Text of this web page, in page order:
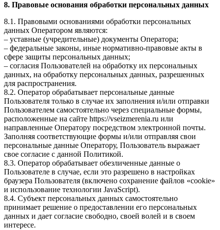
8. Правовые основания обработки персональных данных
8.1. Правовыми основаниями обработки персональных
данных Оператором являются:
– уставные (учредительные) документы Оператора;
– федеральные законы, иные нормативно-правовые акты в
сфере защиты персональных данных;
– согласия Пользователей на обработку их персональных
данных, на обработку персональных данных, разрешенных
для распространения.
8.2. Оператор обрабатывает персональные данные
Пользователя только в случае их заполнения и/или отправки
Пользователем самостоятельно через специальные формы,
расположенные на сайте https://vseizmerenia.ru или
направленные Оператору посредством электронной почты.
Заполняя соответствующие формы и/или отправляя свои
персональные данные Оператору, Пользователь выражает
свое согласие с данной Политикой.
8.3. Оператор обрабатывает обезличенные данные о
Пользователе в случае, если это разрешено в настройках
браузера Пользователя (включено сохранение файлов «cookie»
и использование технологии JavaScript).
8.4. Субъект персональных данных самостоятельно
принимает решение о предоставлении его персональных
данных и дает согласие свободно, своей волей и в своем
интересе.